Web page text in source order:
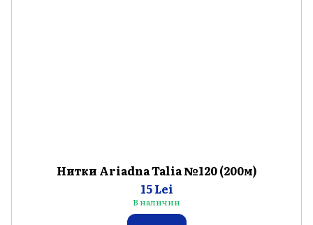
Нитки Ariadna Talia №120 (200м)
15 Lei
В наличии